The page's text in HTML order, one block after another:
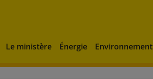
Le ministère Énergie Environnement